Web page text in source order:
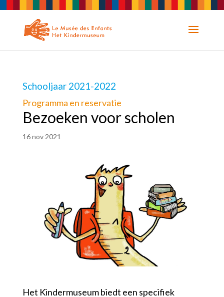
Schooljaar 2021-2022
Programma en reservatie
Bezoeken voor scholen
16 nov 2021
Het Kindermuseum biedt een specifiek